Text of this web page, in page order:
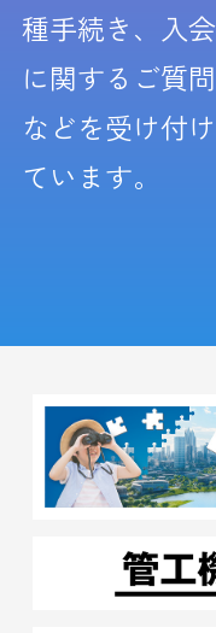
種手続き、入会
に関するご質問
などを受け付け
ています。